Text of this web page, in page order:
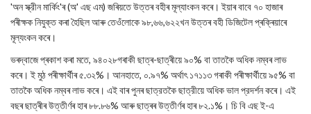
'অন স্ক্রীন মার্কিং'ৰ (অ' এছ এম) জৰিয়তে উত্তৰ বহীৰ মূল্যাংকন কৰে। ইয়াৰ বাবে ৭০ হাজাৰ
পৰীক্ষক নিযুক্ত কৰা হৈছিল আৰু তেওঁলোকে ৯৮,৬৬,৬২২খন উত্তৰ বহী ডিজিটেল প্ৰক্ৰিয়াৰে
মূল্যংকন কৰে।
ভৰদ্বাজে প্ৰকাশ কৰা মতে, ৯৪০২৮গৰাকী ছাত্ৰ-ছাত্ৰীয়ে ৯০% বা তাতকৈ অধিক নম্বৰ লাভ
কৰে। ই মুঠ পৰীক্ষাৰ্থীৰ ৫.৩২%। আনহাতে, ০.৯৭% অর্থাৎ ১৭১১৩ গৰাকী পৰীক্ষাৰ্থীয়ে ৯৫% বা
তাতকৈ অধিক নম্বৰ লাভ কৰে। এই বাৰ পুনৰ ছাত্রতকৈ ছাত্রীয়ে অধিক ভাল প্রদর্শন কৰে। এই
বছৰ ছাত্ৰীৰ উত্তীৰ্ণৰ হাৰ ৮৮.৮৬% আৰু ছাত্ৰৰ উত্তীৰ্ণৰ হাৰ ৮২.১%। চি বি এছ ই-এ